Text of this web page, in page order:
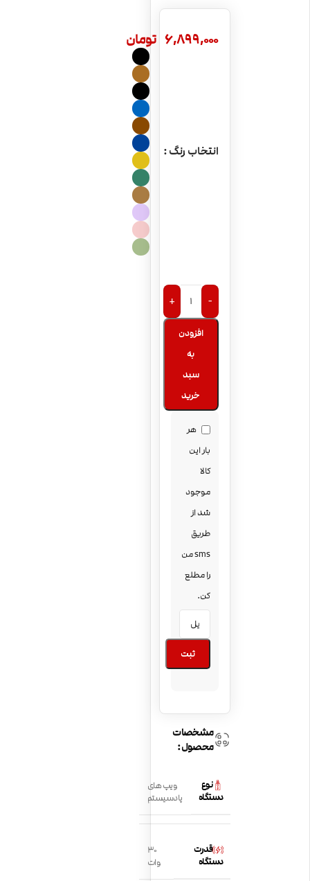
6,899,000 تومان
انتخاب رنگ
-
+
افزودن
به
سبد
خرید
هر
بار این
کالا
موجود
شد از
طریق
sms من
را مطلع
کن.
ثبت
مشخصات
محصول:
نوع
دستگاه
ویپ های
پادسیستم
قدرت
دستگاه
30
وات